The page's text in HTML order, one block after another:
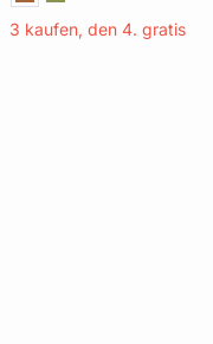
3 kaufen, den 4. gratis